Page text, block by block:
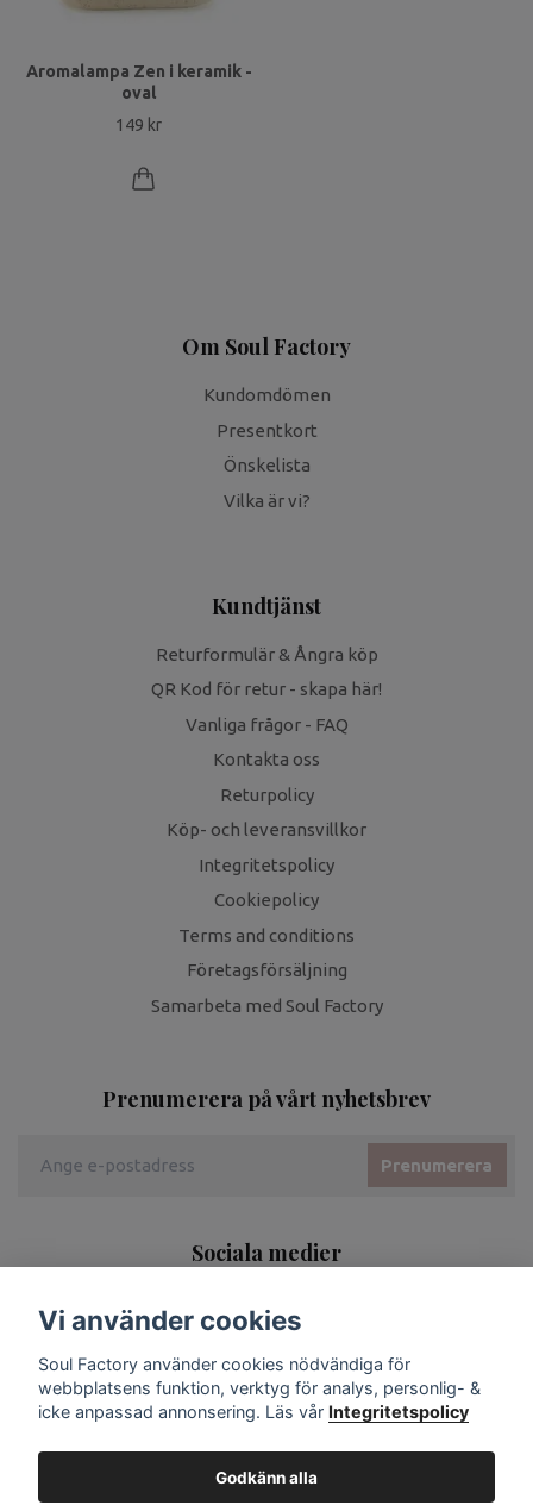
Aromalampa Zen i keramik -
oval
149 kr
Om Soul Factory
Kundomdömen
Presentkort
Önskelista
Vilka är vi?
Kundtjänst
Returformulär & Ångra köp
QR Kod för retur - skapa här!
Vanliga frågor - FAQ
Kontakta oss
Returpolicy
Köp- och leveransvillkor
Integritetspolicy
Cookiepolicy
Terms and conditions
Företagsförsäljning
Samarbeta med Soul Factory
Prenumerera på vårt nyhetsbrev
Prenumerera
Sociala medier
Vi använder cookies
Soul Factory använder cookies nödvändiga för
webbplatsens funktion, verktyg för analys, personlig- &
icke anpassad annonsering. Läs vår Integritetspolicy
Godkänn alla